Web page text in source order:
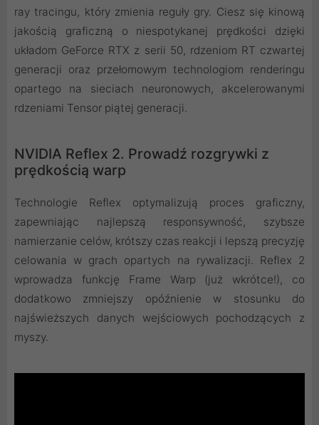
ray tracingu, który zmienia reguły gry. Ciesz się kinową
jakością graficzną o niespotykanej prędkości dzięki
układom GeForce RTX z serii 50, rdzeniom RT czwartej
generacji oraz przełomowym technologiom renderingu
opartego na sieciach neuronowych, akcelerowanymi
rdzeniami Tensor piątej generacji.
NVIDIA Reflex 2. Prowadź rozgrywki z
prędkością warp
Technologie Reflex optymalizują proces graficzny,
zapewniając najlepszą responsywność, szybsze
namierzanie celów, krótszy czas reakcji i lepszą precyzję
celowania w grach opartych na rywalizacji. Reflex 2
wprowadza funkcję Frame Warp (już wkrótce!), co
dodatkowo zmniejszy opóźnienie w stosunku do
najświeższych danych wejściowych pochodzących z
myszy.